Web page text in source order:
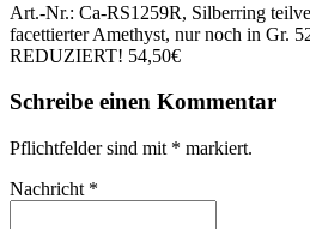
Art.-Nr.: Ca-RS1259R, Silberring
facettierter Amethyst, nur noch in Gr.
REDUZIERT! 54,50€
Schreibe einen Kommentar
Pflichtfelder sind mit * markiert.
Nachricht *